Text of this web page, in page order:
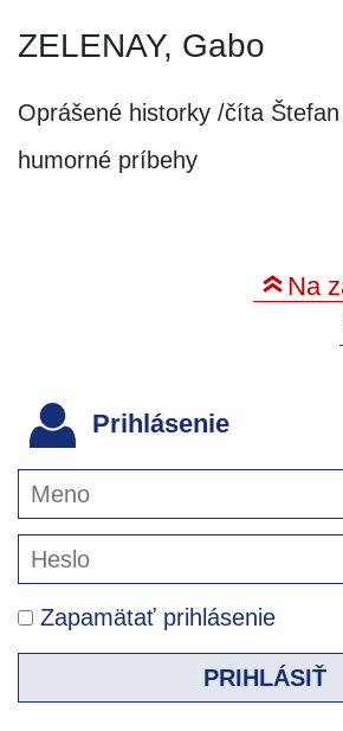
ZELENAY, Gabo
Oprášené historky /číta
humorné príbehy
Na
Prihlásenie
Zapamätať prihlásenie
PRIHLÁSIŤ